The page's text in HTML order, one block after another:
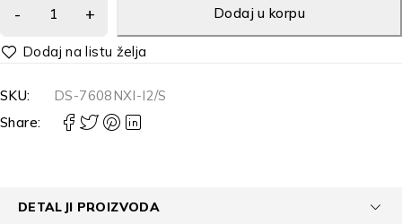
Dodaj u korpu
Alternative:
SKU:
DS-7608NXI-I2/S
Share:
DETALJI PROIZVODA